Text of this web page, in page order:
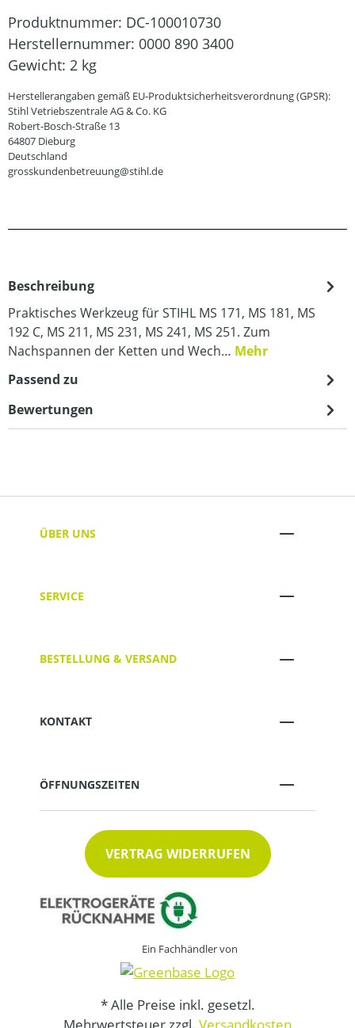
Produktnummer: DC-100010730
Herstellernummer: 0000 890 3400
Gewicht: 2 kg
Herstellerangaben gemäß EU-Produktsicherheitsverordnung (GPSR):
Stihl Vetriebszentrale AG & Co. KG
Robert-Bosch-Straße 13
64807 Dieburg
Deutschland
grosskundenbetreuung@stihl.de
Beschreibung
Praktisches Werkzeug für STIHL MS 171, MS 181, MS
192 C, MS 211, MS 231, MS 241, MS 251. Zum
Nachspannen der Ketten und Wech… Mehr
Passend zu
Bewertungen
ÜBER UNS
SERVICE
BESTELLUNG & VERSAND
KONTAKT
ÖFFNUNGSZEITEN
VERTRAG WIDERRUFEN
Ein Fachhändler von
* Alle Preise inkl. gesetzl.